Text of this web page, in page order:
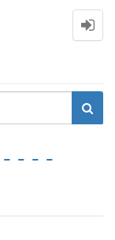
- - -